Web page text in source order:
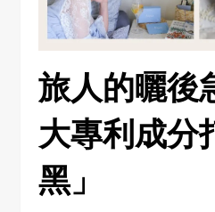
旅人的曬後
大專利成分
黑」